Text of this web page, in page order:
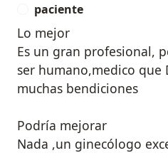
paciente
Lo mejor
Es un gran profesional,
ser humano,medico que
muchas bendiciones
Podría mejorar
Nada ,un ginecólogo